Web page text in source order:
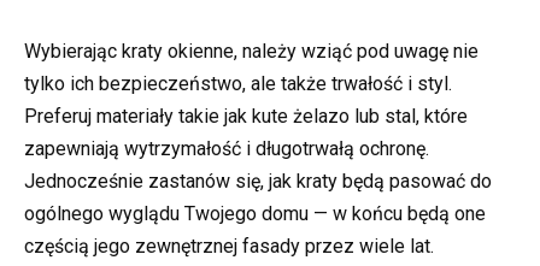
Wybierając kraty okienne, należy wziąć pod uwagę nie
tylko ich bezpieczeństwo, ale także trwałość i styl.
Preferuj materiały takie jak kute żelazo lub stal, które
zapewniają wytrzymałość i długotrwałą ochronę.
Jednocześnie zastanów się, jak kraty będą pasować do
ogólnego wyglądu Twojego domu — w końcu będą one
częścią jego zewnętrznej fasady przez wiele lat.